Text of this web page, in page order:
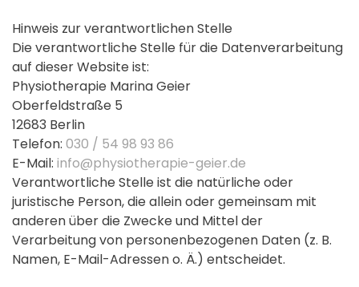
Hinweis zur verantwortlichen Stelle
Die verantwortliche Stelle für die Datenverarbeitung
auf dieser Website ist:
Physiotherapie Marina Geier
Oberfeldstraße 5
12683 Berlin
Telefon: 030 / 54 98 93 86
E-Mail: info@physiotherapie-geier.de
Verantwortliche Stelle ist die natürliche oder
juristische Person, die allein oder gemeinsam mit
anderen über die Zwecke und Mittel der
Verarbeitung von personenbezogenen Daten (z. B.
Namen, E-Mail-Adressen o. Ä.) entscheidet.